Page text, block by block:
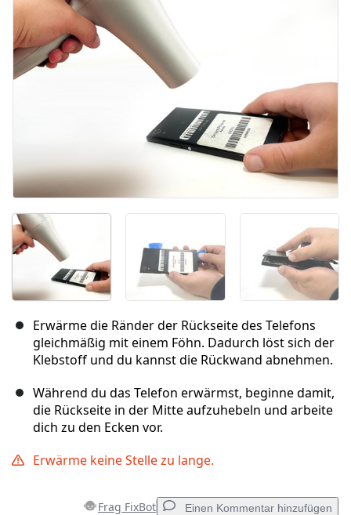
Erwärme die Ränder der Rückseite des Telefons
gleichmäßig mit einem Föhn. Dadurch löst sich der
Klebstoff und du kannst die Rückwand abnehmen.
Während du das Telefon erwärmst, beginne damit,
die Rückseite in der Mitte aufzuhebeln und arbeite
dich zu den Ecken vor.
Erwärme keine Stelle zu lange.
Frag FixBot Einen Kommentar hinzufügen